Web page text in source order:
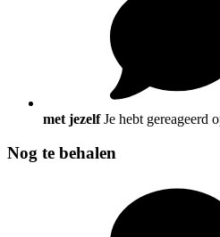
met jezelf Je hebt gereageerd
Nog te behalen